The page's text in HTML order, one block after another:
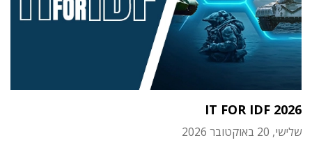
IT FOR IDF 2026
שלישי, 20 באוקטובר 2026